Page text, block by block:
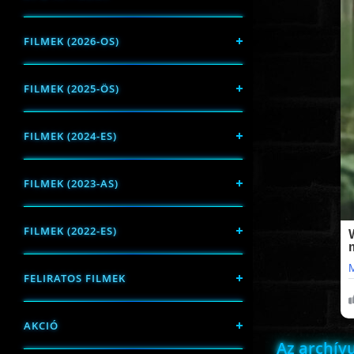
FILMEK (2026-OS)
FILMEK (2025-ÖS)
FILMEK (2024-ES)
FILMEK (2023-AS)
FILMEK (2022-ES)
FELIRATOS FILMEK
AKCIÓ
Az